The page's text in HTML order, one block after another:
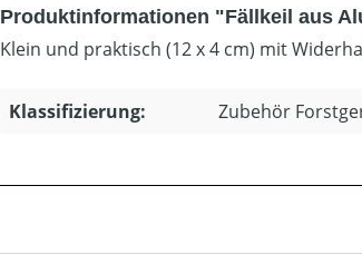
Produktinformationen "Fällkeil aus
Klein und praktisch (12 x 4 cm) mit
Klassifizierung: Zubehör